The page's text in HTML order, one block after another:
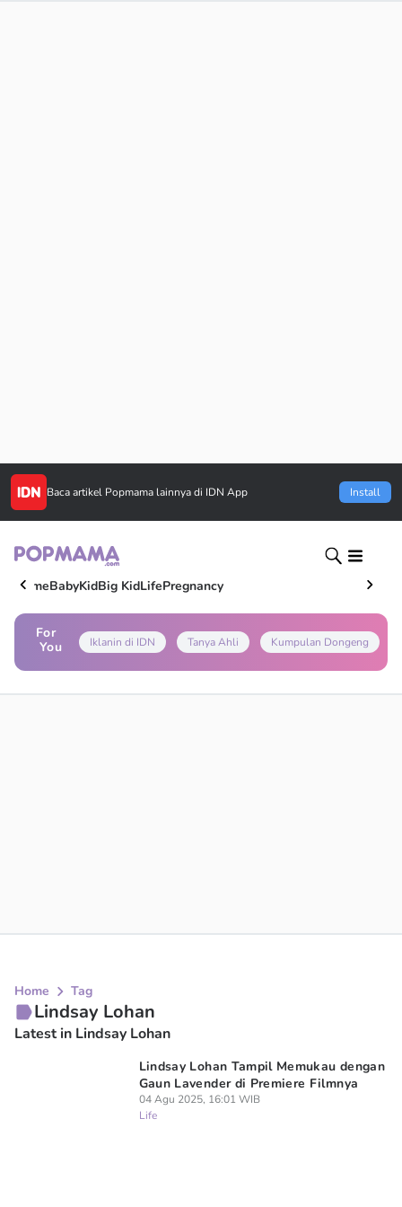
Baca artikel Popmama lainnya di IDN App Install
HomeBabyKidBig KidLifePregnancy
For
You
Iklanin di IDN Tanya Ahli Kumpulan Dongeng
Home Tag
Lindsay Lohan
Latest in Lindsay Lohan
Lindsay Lohan Tampil Memukau dengan
Gaun Lavender di Premiere Filmnya
04 Agu 2025, 16:01 WIB
Life